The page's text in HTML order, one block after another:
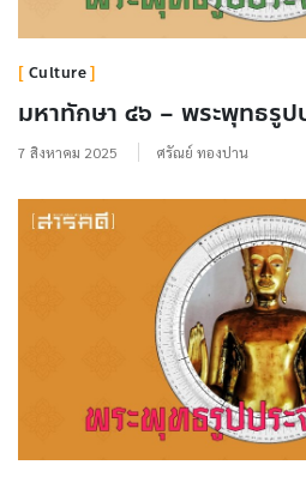
Culture
มหาทักษา ๔๖ – พระพุทธรูป
7 สิงหาคม 2025 ศรัณย์ ทองปาน